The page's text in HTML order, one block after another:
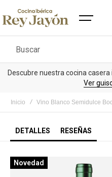
Buscar
Descubre nuestra cocina
Ver
Inicio Vino Blanco Semidulce
DETALLES RESEÑAS
Saltar
al
Novedad